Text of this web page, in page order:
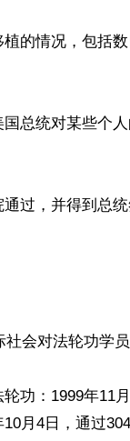
的情况，包括
总统对某些个人
过，并得到总
会对法轮功学员
功：1999年11
月4日，通过